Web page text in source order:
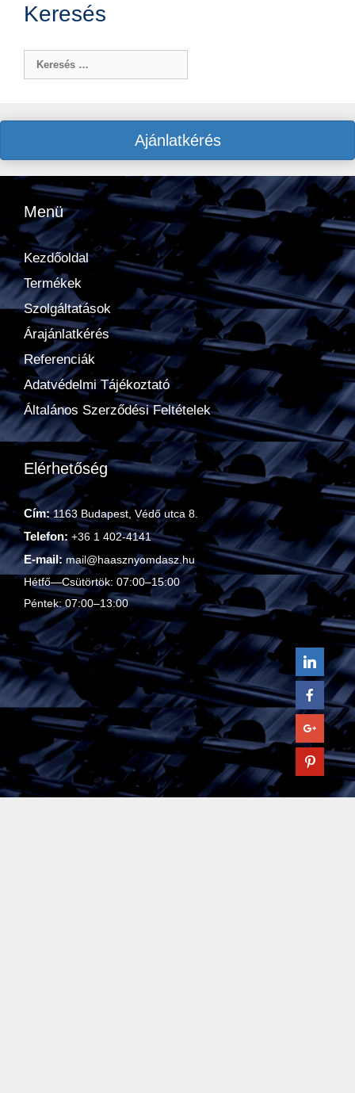
Keresés
Keresés:
Ajánlatkérés
Menü
Kezdőoldal
Termékek
Szolgáltatások
Árajánlatkérés
Referenciák
Adatvédelmi Tájékoztató
Általános Szerződési Feltételek
Elérhetőség
Cím:1163 Budapest, Védő utca 8.
Telefon: +36 1 402-4141
E-mail: mail@haasznyomdasz.hu
Hétfő—Csütörtök: 07:00–15:00
Péntek: 07:00–13:00